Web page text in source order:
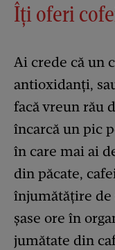
Îți oferi
Ai crede că un
antioxidanți,
facă vreun rău
încarcă un pic
în care mai ai
din păcate,
înjumătățire de
șase ore în
jumătate din